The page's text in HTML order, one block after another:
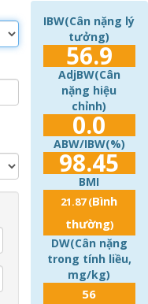
IBW(Cân nặng lý
tưởng)
56.9
AdjBW(Cân
nặng hiệu
chỉnh)
0.0
ABW/IBW(%)
98.45
BMI
21.87(Bình
thường)
DW(Cân nặng
trong tính liều,
mg/kg)
56